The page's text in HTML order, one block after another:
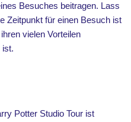
Besuches beitragen. Lass
Zeitpunkt für einen Besuch ist
vielen Vorteilen
ist.
Potter Studio Tour ist